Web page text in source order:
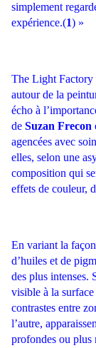
simplement
expérience.(1) »
The Light Factory
autour de la
écho à
de Suzan Frecon
agencées avec
elles, selon une
composition qui
effets de couleur,
En variant la façon
d’huiles et de
des plus intenses.
visible à la surface
contrastes entre
l’autre,
profondes ou plus